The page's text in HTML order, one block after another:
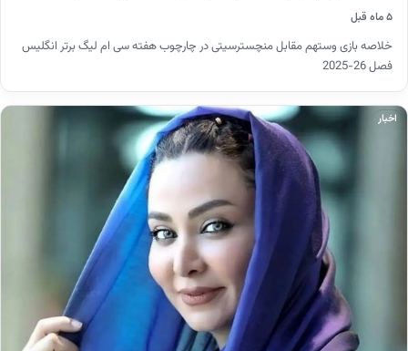
۵ ماه قبل
خلاصه بازی وستهم مقابل منچسترسیتی در چارچوب هفته سی ام لیگ برتر انگلیس
فصل 26-2025
اخبار